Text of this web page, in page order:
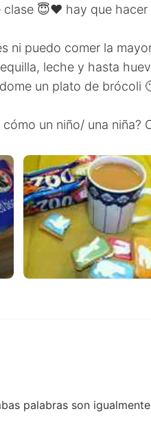
😇❤ hay que hacer
ni puedo comer la
leche y hasta
un plato de brócoli
un niño/ una niña?
palabras son